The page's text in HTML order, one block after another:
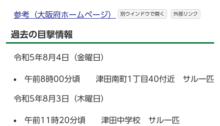
参考（大阪府ホームページ） 別ウインドウで開く 外部リンク
過去の目撃情報
令和5年8月4日（金曜日）
午前8時00分頃 津田南町1丁目40付近 サル一匹
令和5年8月3日（木曜日）
午前11時20分頃 津田中学校 サル一匹